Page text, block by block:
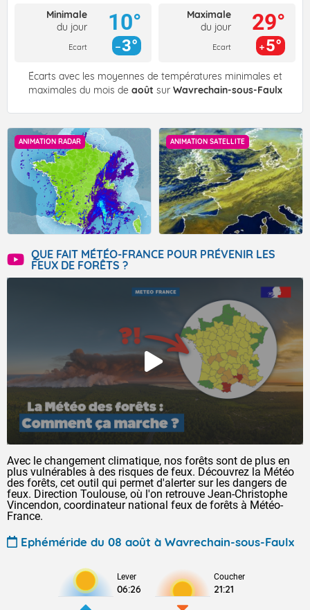
Minimale
du jour
Ecart
10°
3°
Maximale
du jour
Ecart
29°
5°
Écarts avec les moyennes de températures minimales et
maximales du mois de août sur Wavrechain-sous-Faulx
ANIMATION RADAR ANIMATION SATELLITE
QUE FAIT MÉTÉO-FRANCE POUR PRÉVENIR LES
FEUX DE FORÊTS ?
Avec le changement climatique, nos forêts sont de plus en
plus vulnérables à des risques de feux. Découvrez la Météo
des forêts, cet outil qui permet d'alerter sur les dangers de
feux. Direction Toulouse, où l'on retrouve Jean-Christophe
Vincendon, coordinateur national feux de forêts à Météo-
France.
Ephéméride du 08 août à Wavrechain-sous-Faulx
Lever
06:26
Coucher
21:21